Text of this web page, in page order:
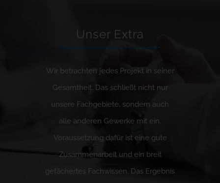
Unser Extra
Wir betrachten jedes Projekt in seiner
Gesamtheit. Das schließt nicht nur
unsere Fachgebiete, sondern auch
alle anderen Gewerke mit ein.
Voraussetzung dafür ist eine gute
Zusammenarbeit und ein breit
gefächertes Fachwissen. Das Ergebnis